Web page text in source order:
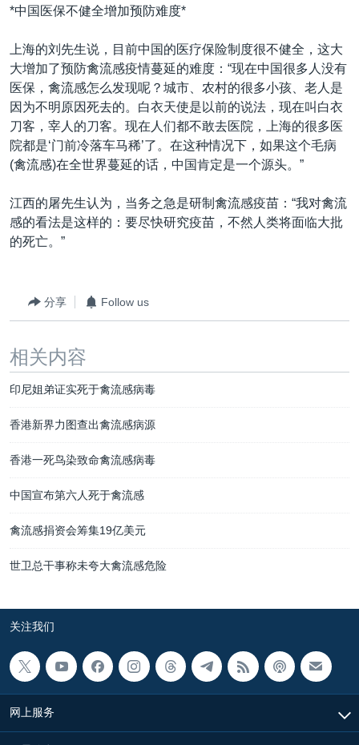
*中国医保不健全增加预防难度*
上海的刘先生说，目前中国的医疗保险制度很不健全，这大
大增加了预防禽流感疫情蔓延的难度：“现在中国很多人没有
医保，禽流感怎么发现呢？城市、农村的很多小孩、老人是
因为不明原因死去的。白衣天使是以前的说法，现在叫白衣
刀客，宰人的刀客。现在人们都不敢去医院，上海的很多医
院都是‘门前冷落车马稀’了。在这种情况下，如果这个毛病
(禽流感)在全世界蔓延的话，中国肯定是一个源头。”
江西的屠先生认为，当务之急是研制禽流感疫苗：“我对禽流
感的看法是这样的：要尽快研究疫苗，不然人类将面临大批
的死亡。”
分享 Follow us
相关内容
印尼姐弟证实死于禽流感病毒
香港新界力图查出禽流感病源
香港一死鸟染致命禽流感病毒
中国宣布第六人死于禽流感
禽流感捐资会筹集19亿美元
世卫总干事称未夸大禽流感危险
关注我们
网上服务